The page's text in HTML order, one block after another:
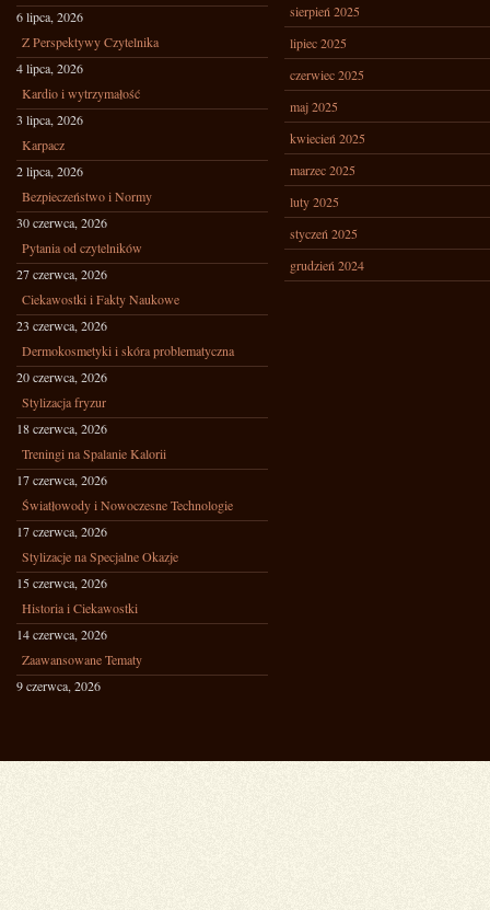
6 lipca, 2026
Z Perspektywy Czytelnika
4 lipca, 2026
Kardio i wytrzymałość
3 lipca, 2026
Karpacz
2 lipca, 2026
Bezpieczeństwo i Normy
30 czerwca, 2026
Pytania od czytelników
27 czerwca, 2026
Ciekawostki i Fakty Naukowe
23 czerwca, 2026
Dermokosmetyki i skóra problematyczna
20 czerwca, 2026
Stylizacja fryzur
18 czerwca, 2026
Treningi na Spalanie Kalorii
17 czerwca, 2026
Światłowody i Nowoczesne Technologie
17 czerwca, 2026
Stylizacje na Specjalne Okazje
15 czerwca, 2026
Historia i Ciekawostki
14 czerwca, 2026
Zaawansowane Tematy
9 czerwca, 2026
sierpień 2025
lipiec 2025
czerwiec 2025
maj 2025
kwiecień 2025
marzec 2025
luty 2025
styczeń 2025
grudzień 2024